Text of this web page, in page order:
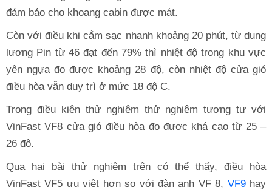
đảm bảo cho khoang cabin được mát.
Còn với điều khi cắm sạc nhanh khoảng 20 phút, từ dung
lương Pin từ 46 đạt đến 79% thì nhiệt độ trong khu vực
yên ngựa đo được khoảng 28 độ, còn nhiệt độ cửa gió
điều hòa vẫn duy trì ở mức 18 độ C.
Trong điều kiện thử nghiệm thử nghiệm tương tự với
VinFast VF8 cửa gió điều hòa đo được khá cao từ 25 –
26 độ.
Qua hai bài thử nghiệm trên có thể thấy, điều hòa
VinFast VF5 ưu việt hơn so với đàn anh VF 8, VF9hay